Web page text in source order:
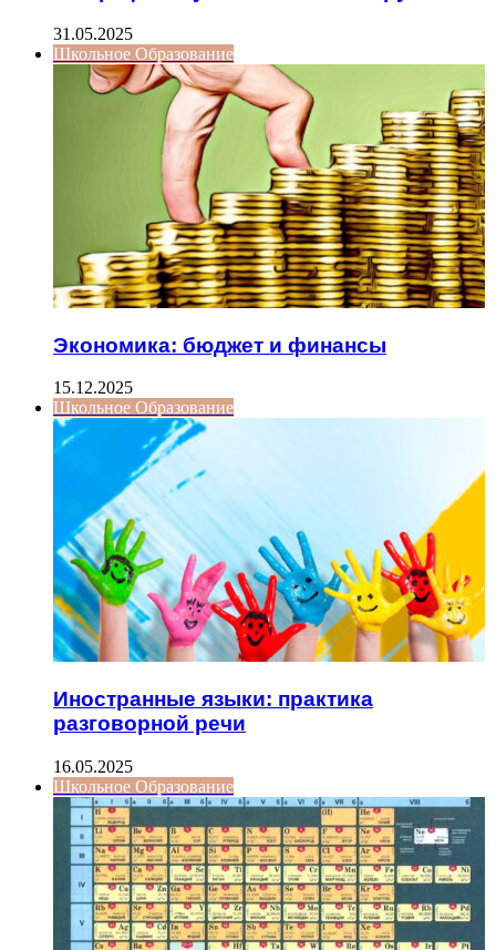
31.05.2025
Школьное Образование
Экономика: бюджет и финансы
15.12.2025
Школьное Образование
Иностранные языки: практика
разговорной речи
16.05.2025
Школьное Образование